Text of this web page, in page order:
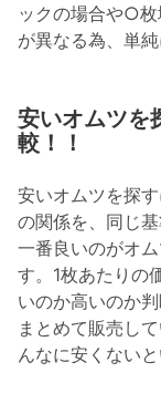
ックの場合や○枚
が異なる為、単
安いオムツを
較！！
安いオムツを探
の関係を、同じ
一番良いのがオ
す。1枚あたりの
いのか高いのか
まとめて販売し
んなに安くない